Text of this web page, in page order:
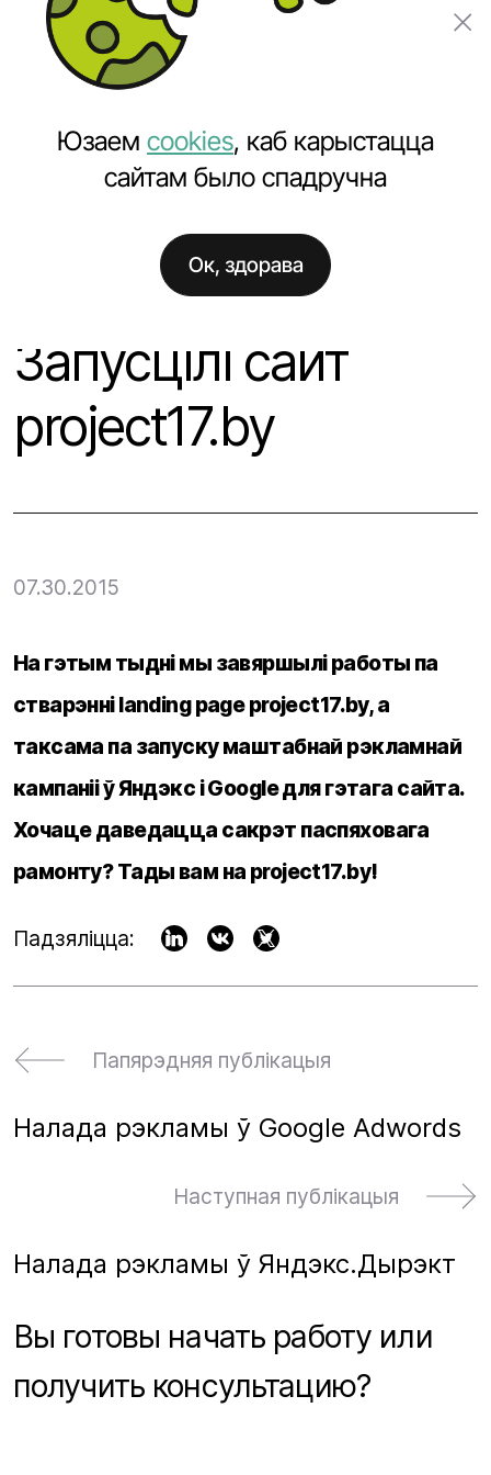
Навіны Запусцілі сайт project17.by
Запусцілі сайт
project17.by
07.30.2015
На гэтым тыдні мы завяршылі работы па
стварэнні landing page project17.by, а
таксама па запуску маштабнай рэкламнай
кампаніі ў Яндэкс і Google для гэтага сайта.
Хочаце даведацца сакрэт паспяховага
рамонту? Тады вам на project17.by!
Падзяліцца:
Папярэдняя публікацыя
Налада рэкламы ў Google Adwords
Наступная публікацыя
Налада рэкламы ў Яндэкс.Дырэкт
Вы готовы начать работу или
получить консультацию?
Юзаем cookies, каб карыстацца
сайтам было спадручна
Ок, здорава